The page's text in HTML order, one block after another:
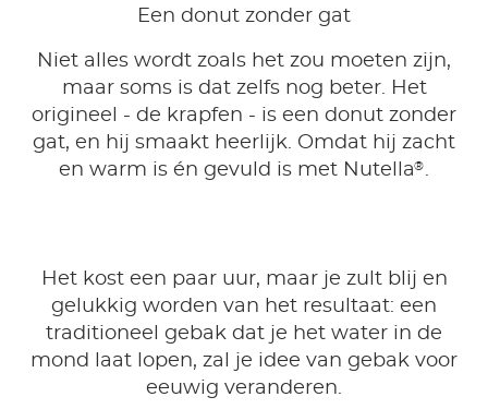
Een donut zonder gat
Niet alles wordt zoals het zou moeten zijn,
maar soms is dat zelfs nog beter. Het
origineel - de krapfen - is een donut zonder
gat, en hij smaakt heerlijk. Omdat hij zacht
en warm is én gevuld is met Nutella®.
Het kost een paar uur, maar je zult blij en
gelukkig worden van het resultaat: een
traditioneel gebak dat je het water in de
mond laat lopen, zal je idee van gebak voor
eeuwig veranderen.